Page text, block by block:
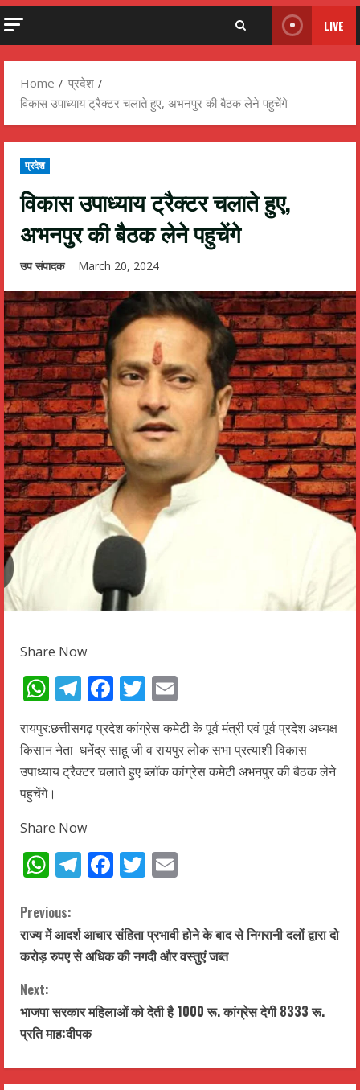
LIVE
Home
प्रदेश
विकास उपाध्याय ट्रैक्टर चलाते हुए, अभनपुर की बैठक लेने पहुचेंगे
प्रदेश
विकास उपाध्याय ट्रैक्टर चलाते हुए,
अभनपुर की बैठक लेने पहुचेंगे
उप संपादक March 20, 2024
Share Now
WhatsApp
Telegram
Facebook
Twitter
रायपुर:छत्तीसगढ़ प्रदेश कांग्रेस कमेटी के पूर्व मंत्री एवं पूर्व प्रदेश अध्यक्ष
किसान नेता धनेंद्र साहू जी व रायपुर लोक सभा प्रत्याशी विकास
उपाध्याय ट्रैक्टर चलाते हुए ब्लॉक कांग्रेस कमेटी अभनपुर की बैठक लेने
पहुचेंगे।
Share Now
WhatsApp
Telegram
Facebook
Twitter
C
o
n
t
i
Previous:
राज्य में आदर्श आचार संहिता प्रभावी होने के बाद से निगरानी दलों द्वारा दो
करोड़ रुपए से अधिक की नगदी और वस्तुएं जब्त
Next:
भाजपा सरकार महिलाओं को देती है 1000 रू. कांग्रेस देगी 8333 रू.
प्रति माह:दीपक